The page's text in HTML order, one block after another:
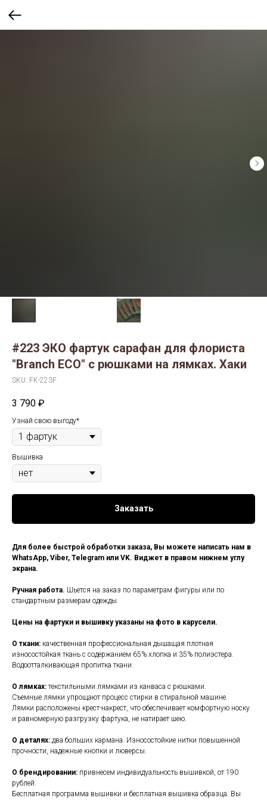
#223 ЭКО фартук сарафан для флориста
"Branch ECO" с рюшками на лямках. Хаки
SKU: FK-223F
3 790 ₽
Узнай свою выгоду*
Вышивка
Заказать
Для более быстрой обработки заказа, Вы можете написать нам в
WhatsApp, Viber, Telegram или VK. Виджет в правом нижнем углу
экрана.
Ручная работа. Шьется на заказ по параметрам фигуры или по
стандартным размерам одежды.
Цены на фартуки и вышивку указаны на фото в карусели.
О ткани: качественная профессиональная дышащая плотная
износостойкая ткань с содержанием 65% хлопка и 35% полиэстера.
Водоотталкивающая пропитка ткани.
О лямках: текстильными лямками из канваса с рюшками.
Съемные лямки упрощают процесс стирки в стиральной машине.
Лямки расположены крест-накрест, что обеспечивает комфортную носку
и равномерную разгрузку фартука, не натирает шею.
О деталях: два больших кармана. Износостойкие нитки повышенной
прочности, надежные кнопки и люверсы.
О брендировании: привнесем индивидуальность вышивкой, от 190
рублей.
Бесплатная программа вышивки и бесплатная вышивка образца. Вы